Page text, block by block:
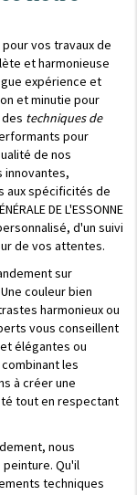
pour vos travaux de
et harmonieuse
expérience et
et minutie pour
techniques de
pour
de nos
innovantes,
aux spécificités de
DE L'ESSONNE
d'un suivi
de vos attentes.
sur
couleur bien
harmonieux ou
vous conseillent
élégantes ou
les
à créer une
tout en respectant
nous
Qu'il
techniques